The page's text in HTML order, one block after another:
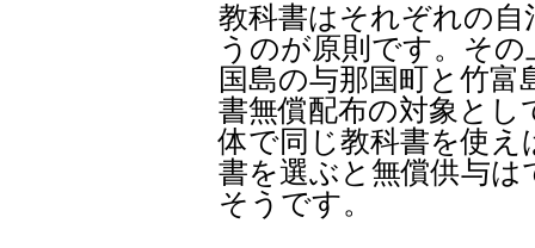
教科書はそれぞれの
うのが原則です。そ
国島の与那国町と竹
書無償配布の対象と
体で同じ教科書を使え
書を選ぶと無償供与
そうです。